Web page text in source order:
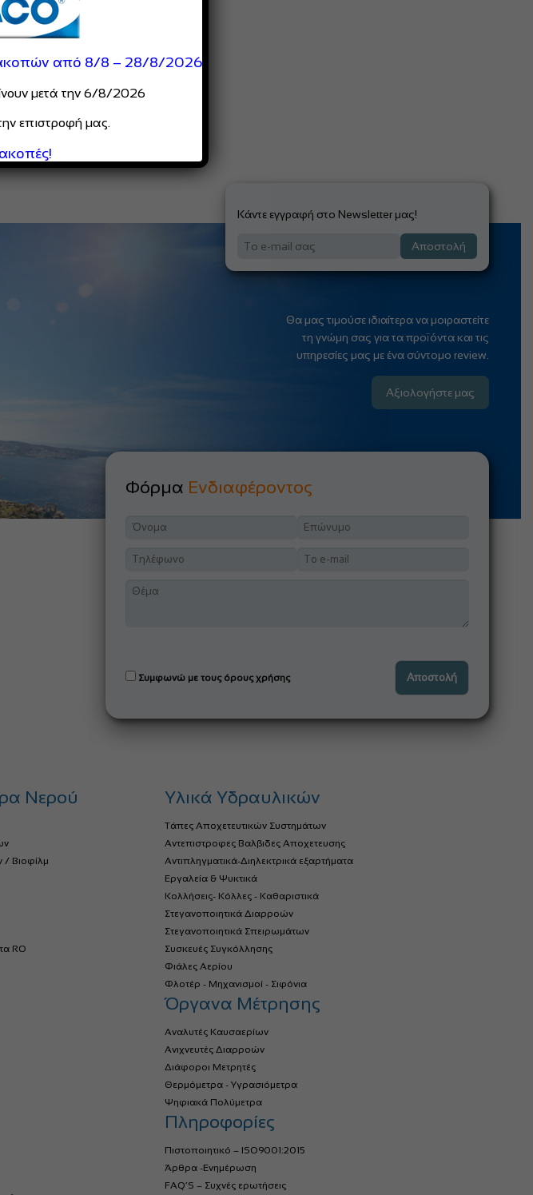
Κάντε εγγραφή στο Newsletter μας!
Αποστολή
Θα μας τιμούσε ιδιαίτερα να μοιραστείτε
τη γνώμη σας για τα προϊόντα και τις
υπηρεσίες μας με ένα σύντομο review.
Αξιολογήστε μας
Φόρμα Ενδιαφέροντος
Συμφωνώ με τους όρους χρήσης
Νερού
/ Βιοφίλμ
RO
Υλικά Υδραυλικών
Τάπες Αποχετευτικών Συστημάτων
Αντεπιστροφες Βαλβιδες Αποχετευσης
Αντιπληγματικά-Διηλεκτρικά εξαρτήματα
Εργαλεία & Ψυκτικά
Κολλήσεις- Κόλλες - Καθαριστικά
Στεγανοποιητικά Διαρροών
Στεγανοποιητικά Σπειρωμάτων
Συσκευές Συγκόλλησης
Φιάλες Αερίου
Φλοτέρ - Μηχανισμοί - Σιφόνια
Όργανα Μέτρησης
Αναλυτές Καυσαερίων
Ανιχνευτές Διαρροών
Διάφοροι Μετρητές
Θερμόμετρα - Υγρασιόμετρα
Ψηφιακά Πολύμετρα
Πληροφορίες
Πιστοποιητικό – ISO9001:2015
Άρθρα -Ενημέρωση
FAQ’S – Συχνές ερωτήσεις
από 8/8 – 28/8/2026
μετά την 6/8/2026
επιστροφή μας.